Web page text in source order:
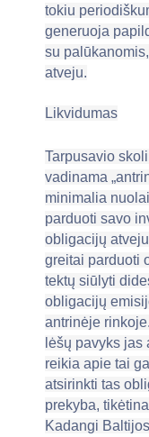
tokiu
generuoja
su
atveju.
Likvidumas
Tarpusavio
vadinama
minimalia
parduoti savo
obligacijų
greitai parduoti
tektų siūlyti
obligacijų
antrinėje
lėšų pavyks
reikia apie tai
atsirinkti tas
prekyba,
Kadangi